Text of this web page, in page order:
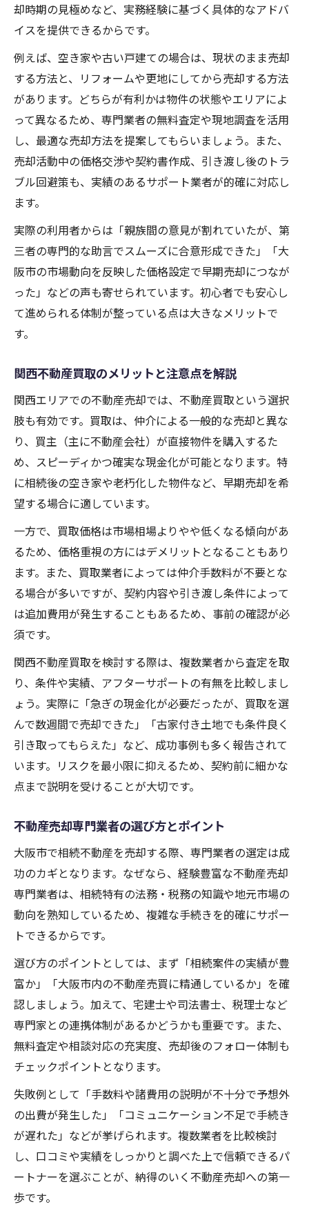
却時期の見極めなど、実務経験に基づく具体的なアドバ
イスを提供できるからです。
例えば、空き家や古い戸建ての場合は、現状のまま売却
する方法と、リフォームや更地にしてから売却する方法
があります。どちらが有利かは物件の状態やエリアによ
って異なるため、専門業者の無料査定や現地調査を活用
し、最適な売却方法を提案してもらいましょう。また、
売却活動中の価格交渉や契約書作成、引き渡し後のトラ
ブル回避策も、実績のあるサポート業者が的確に対応し
ます。
実際の利用者からは「親族間の意見が割れていたが、第
三者の専門的な助言でスムーズに合意形成できた」「大
阪市の市場動向を反映した価格設定で早期売却につなが
った」などの声も寄せられています。初心者でも安心し
て進められる体制が整っている点は大きなメリットで
す。
関西不動産買取のメリットと注意点を解説
関西エリアでの不動産売却では、不動産買取という選択
肢も有効です。買取は、仲介による一般的な売却と異な
り、買主（主に不動産会社）が直接物件を購入するた
め、スピーディかつ確実な現金化が可能となります。特
に相続後の空き家や老朽化した物件など、早期売却を希
望する場合に適しています。
一方で、買取価格は市場相場よりやや低くなる傾向があ
るため、価格重視の方にはデメリットとなることもあり
ます。また、買取業者によっては仲介手数料が不要とな
る場合が多いですが、契約内容や引き渡し条件によって
は追加費用が発生することもあるため、事前の確認が必
須です。
関西不動産買取を検討する際は、複数業者から査定を取
り、条件や実績、アフターサポートの有無を比較しまし
ょう。実際に「急ぎの現金化が必要だったが、買取を選
んで数週間で売却できた」「古家付き土地でも条件良く
引き取ってもらえた」など、成功事例も多く報告されて
います。リスクを最小限に抑えるため、契約前に細かな
点まで説明を受けることが大切です。
不動産売却専門業者の選び方とポイント
大阪市で相続不動産を売却する際、専門業者の選定は成
功のカギとなります。なぜなら、経験豊富な不動産売却
専門業者は、相続特有の法務・税務の知識や地元市場の
動向を熟知しているため、複雑な手続きを的確にサポー
トできるからです。
選び方のポイントとしては、まず「相続案件の実績が豊
富か」「大阪市内の不動産売買に精通しているか」を確
認しましょう。加えて、宅建士や司法書士、税理士など
専門家との連携体制があるかどうかも重要です。また、
無料査定や相談対応の充実度、売却後のフォロー体制も
チェックポイントとなります。
失敗例として「手数料や諸費用の説明が不十分で予想外
の出費が発生した」「コミュニケーション不足で手続き
が遅れた」などが挙げられます。複数業者を比較検討
し、口コミや実績をしっかりと調べた上で信頼できるパ
ートナーを選ぶことが、納得のいく不動産売却への第一
歩です。